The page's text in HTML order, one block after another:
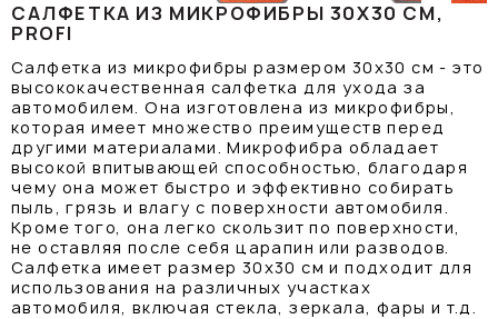
САЛФЕТКА ИЗ МИКРОФИБРЫ 30X30 СМ,
PROFI
Салфетка из микрофибры размером 30x30 см - это
высококачественная салфетка для ухода за
автомобилем. Она изготовлена из микрофибры,
которая имеет множество преимуществ перед
другими материалами. Микрофибра обладает
высокой впитывающей способностью, благодаря
чему она может быстро и эффективно собирать
пыль, грязь и влагу с поверхности автомобиля.
Кроме того, она легко скользит по поверхности,
не оставляя после себя царапин или разводов.
Салфетка имеет размер 30x30 см и подходит для
использования на различных участках
автомобиля, включая стекла, зеркала, фары и т.д.